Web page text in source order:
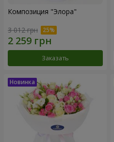
Композиция "Элора"
3 012 грн
Заказать